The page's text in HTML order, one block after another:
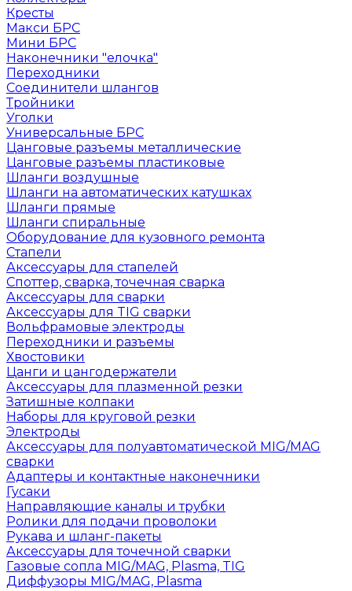
Кресты
Макси БРС
Мини БРС
Наконечники "елочка"
Переходники
Соединители шлангов
Тройники
Уголки
Универсальные БРС
Цанговые разъемы металлические
Цанговые разъемы пластиковые
Шланги воздушные
Шланги на автоматических катушках
Шланги прямые
Шланги спиральные
Оборудование для кузовного ремонта
Стапели
Аксессуары для стапелей
Споттер, сварка, точечная сварка
Аксессуары для сварки
Аксессуары для TIG сварки
Вольфрамовые электроды
Переходники и разъемы
Хвостовики
Цанги и цангодержатели
Аксессуары для плазменной резки
Затишные колпаки
Наборы для круговой резки
Электроды
Аксессуары для полуавтоматической MIG/MAG
сварки
Адаптеры и контактные наконечники
Гусаки
Направляющие каналы и трубки
Ролики для подачи проволоки
Рукава и шланг-пакеты
Аксессуары для точечной сварки
Газовые сопла MIG/MAG, Plasma, TIG
Диффузоры MIG/MAG, Plasma